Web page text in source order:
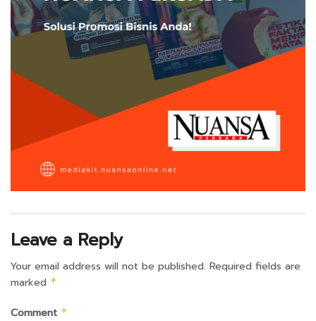
Leave a Reply
Your email address will not be published. Required fields are
marked *
Comment *